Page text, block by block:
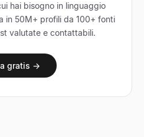
hai bisogno in linguaggio
in 50M+ profili da 100+ fonti
valutate e contattabili.
gratis →